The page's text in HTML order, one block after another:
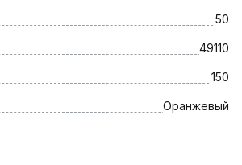
50
49110
150
Оранжевый